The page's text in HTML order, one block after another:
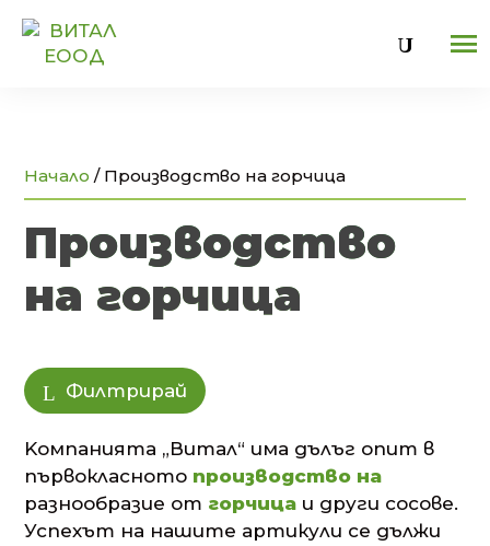
U
Начало / Производство на горчица
Производство
на горчица
Филтрирай
Kомпанията „Витал“ има дълъг опит в
първокласното производство на
разнообразие от горчица и други сосове.
Успехът на нашите артикули се дължи